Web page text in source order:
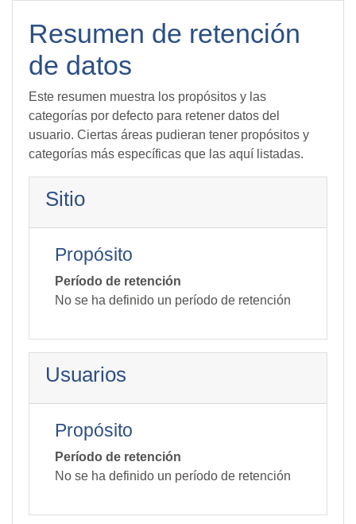
Resumen de retención
de datos
Este resumen muestra los propósitos y las
categorías por defecto para retener datos del
usuario. Ciertas áreas pudieran tener propósitos y
categorías más específicas que las aquí listadas.
Sitio
Propósito
Período de retención
No se ha definido un período de retención
Usuarios
Propósito
Período de retención
No se ha definido un período de retención